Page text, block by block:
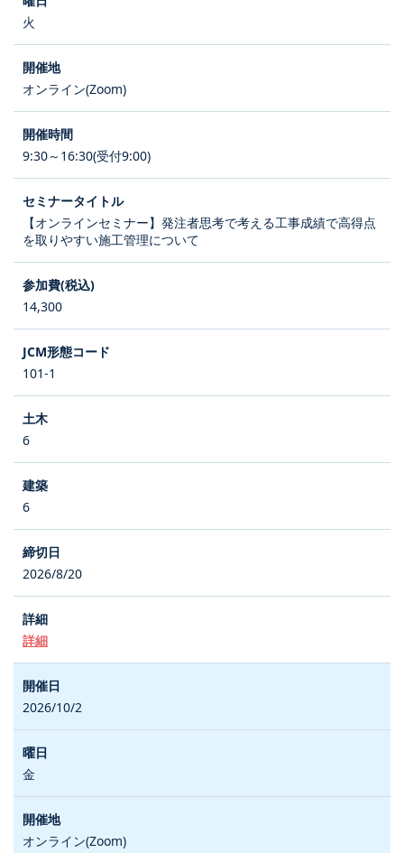
火
オンライン(Zoom)
9:30～16:30(受付9:00)
【オンラインセミナー】発注者思考で考える工事成績で高得点
を取りやすい施工管理について
14,300
101-1
6
6
2026/8/20
詳細
2026/10/2
金
オンライン(Zoom)